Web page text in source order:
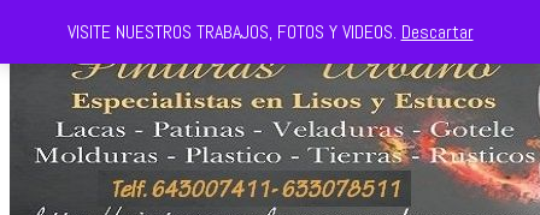
VISITE NUESTROS TRABAJOS, FOTOS Y VIDEOS. Descartar